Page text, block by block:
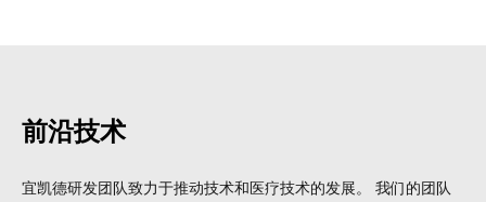
前沿技术
宜凯德研发团队致力于推动技术和医疗技术的发展。 我们的团队